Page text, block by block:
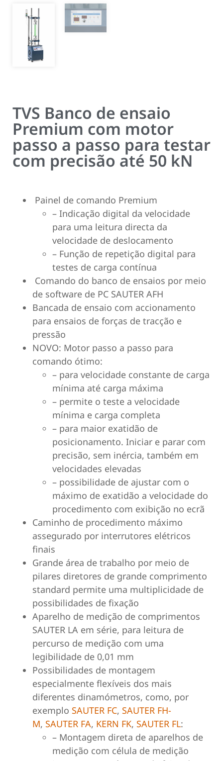
TVS Banco de ensaio
Premium com motor
passo a passo para testar
com precisão até 50 kN
Painel de comando Premium
– Indicação digital da velocidade
para uma leitura directa da
velocidade de deslocamento
– Função de repetição digital para
testes de carga contínua
Comando do banco de ensaios por meio
de software de PC SAUTER AFH
Bancada de ensaio com accionamento
para ensaios de forças de tracção e
pressão
NOVO: Motor passo a passo para
comando ótimo:
– para velocidade constante de carga
mínima até carga máxima
– permite o teste a velocidade
mínima e carga completa
– para maior exatidão de
posicionamento. Iniciar e parar com
precisão, sem inércia, também em
velocidades elevadas
– possibilidade de ajustar com o
máximo de exatidão a velocidade do
procedimento com exibição no ecrã
Caminho de procedimento máximo
assegurado por interrutores elétricos
finais
Grande área de trabalho por meio de
pilares diretores de grande comprimento
standard permite uma multiplicidade de
possibilidades de fixação
Aparelho de medição de comprimentos
SAUTER LA em série, para leitura de
percurso de medição com uma
legibilidade de 0,01 mm
Possibilidades de montagem
especialmente flexíveis dos mais
diferentes dinamómetros, como, por
exemplo SAUTER FC, SAUTER FH-
M, SAUTER FA, KERN FK, SAUTER FL:
– Montagem direta de aparelhos de
medição com célula de medição